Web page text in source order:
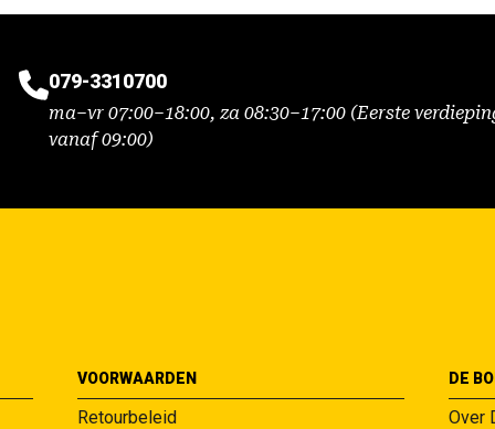
079-3310700
ma–vr 07:00–18:00, za 08:30–17:00 (Eerste
vanaf 09:00)
VOORWAARDEN
Retourbeleid
DE
Over